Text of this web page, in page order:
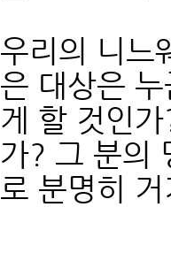
우리의 니느
은 대상은
게 할 것인
가? 그 분의
로 분명히